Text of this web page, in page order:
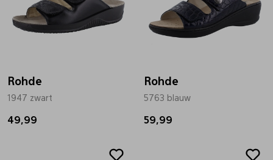
Rohde
1947 zwart
49,99
Rohde
5763 blauw
59,99